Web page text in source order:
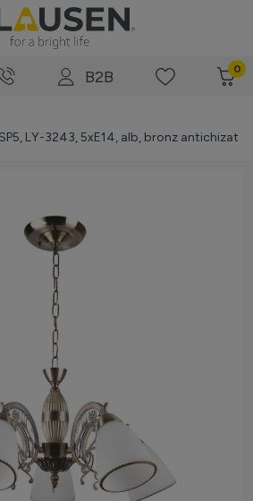
B2B 0
LY-3243, 5xE14, alb, bronz antichizat